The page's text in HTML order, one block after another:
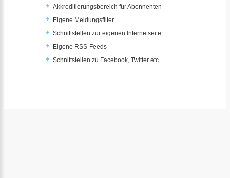
Akkreditierungsbereich für Abonnenten
Eigene Meldungsfilter
Schnittstellen zur eigenen Internetseite
Eigene RSS-Feeds
Schnittstellen zu Facebook, Twitter etc.